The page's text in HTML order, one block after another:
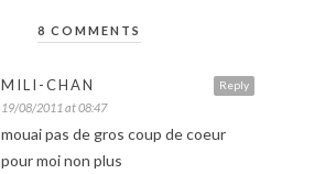
8 COMMENTS
Reply
MILI-CHAN
19/08/2011 at 08:47
mouai pas de gros coup de coeur
pour moi non plus